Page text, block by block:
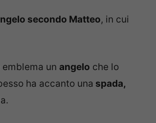
secondo Matteo, in cui
emblema un angelo che lo
ha accanto una spada,